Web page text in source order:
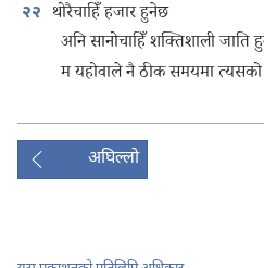
२२ थोरैचाहिँ हजार हुनेछ
अनि सानोचाहिँ शक्‍तिशाली जाति
म यहोवाले नै ठीक समयमा त्यसको
अघिल्लो